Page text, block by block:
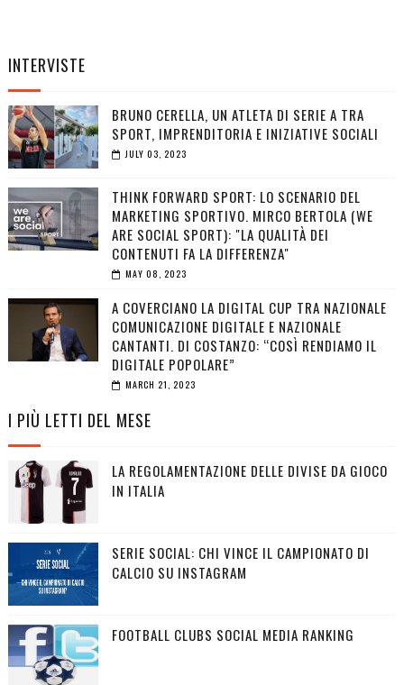
INTERVISTE
BRUNO CERELLA, UN ATLETA DI SERIE A TRA
SPORT, IMPRENDITORIA E INIZIATIVE SOCIALI
JULY 03, 2023
THINK FORWARD SPORT: LO SCENARIO DEL
MARKETING SPORTIVO. MIRCO BERTOLA (WE
ARE SOCIAL SPORT): "LA QUALITÀ DEI
CONTENUTI FA LA DIFFERENZA"
MAY 08, 2023
A COVERCIANO LA DIGITAL CUP TRA NAZIONALE
COMUNICAZIONE DIGITALE E NAZIONALE
CANTANTI. DI COSTANZO: “COSÌ RENDIAMO IL
DIGITALE POPOLARE”
MARCH 21, 2023
I PIÙ LETTI DEL MESE
LA REGOLAMENTAZIONE DELLE DIVISE DA GIOCO
IN ITALIA
SERIE SOCIAL: CHI VINCE IL CAMPIONATO DI
CALCIO SU INSTAGRAM
FOOTBALL CLUBS SOCIAL MEDIA RANKING